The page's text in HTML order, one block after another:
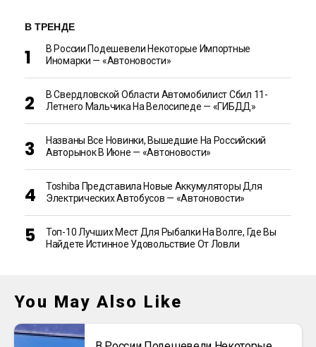
В ТРЕНДЕ
В России Подешевели Некоторые Импортные
Иномарки — «Автоновости»
В Свердловской Области Автомобилист Сбил 11-
Летнего Мальчика На Велосипеде — «ГИБДД»
Названы Все Новинки, Вышедшие На Российский
Авторынок В Июне — «Автоновости»
Toshiba Представила Новые Аккумуляторы Для
Электрических Автобусов — «Автоновости»
Топ-10 Лучших Мест Для Рыбалки На Волге, Где Вы
Найдете Истинное Удовольствие От Ловли
You May Also Like